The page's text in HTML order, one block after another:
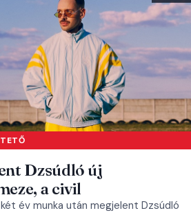
Dzsúdló új
a civil
év munka után megjelent Dzsúdló